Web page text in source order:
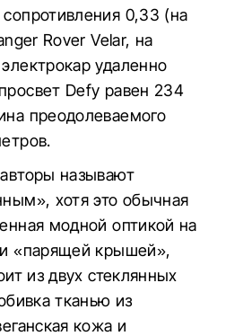
0,33 (на
Rover Velar, на
удаленно
Defy равен 234
преодолеваемого
называют
хотя это обычная
модной оптикой на
«парящей крышей»,
из двух стеклянных
тканью из
кожа и